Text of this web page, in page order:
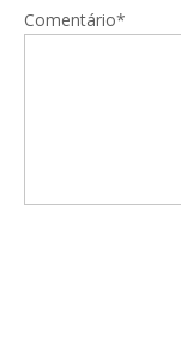
Comentário*